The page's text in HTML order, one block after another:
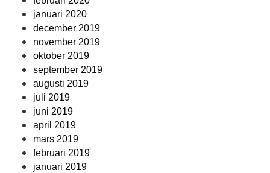
januari 2020
december 2019
november 2019
oktober 2019
september 2019
augusti 2019
juli 2019
juni 2019
april 2019
mars 2019
februari 2019
januari 2019